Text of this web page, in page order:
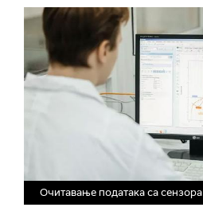
Очитавање података са сензора